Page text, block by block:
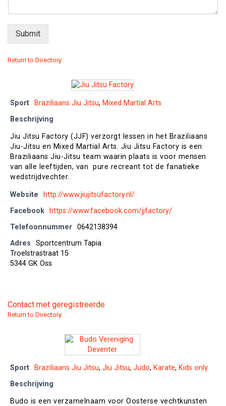
Submit
Return to Directory
Sport Braziliaans Jiu Jitsu, Mixed Martial Arts
Beschrijving
Jiu Jitsu Factory (JJF) verzorgt lessen in het Braziliaans
Jiu-Jitsu en Mixed Martial Arts. Jiu Jitsu Factory is een
Braziliaans Jiu-Jitsu team waarin plaats is voor mensen
van alle leeftijden, van pure recreant tot de fanatieke
wedstrijdvechter.
Website
http://www.jiujitsufactory.nl/
Facebook
https://www.facebook.com/jjfactory/
Telefoonnummer 0642138394
Adres
Sportcentrum Tapia
Troelstrastraat 15
5344 GK Oss
Contact met geregistreerde
Return to Directory
Sport Braziliaans Jiu Jitsu, Jiu Jitsu, Judo, Karate, Kids only
Beschrijving
Budo is een verzamelnaam voor Oosterse vechtkunsten